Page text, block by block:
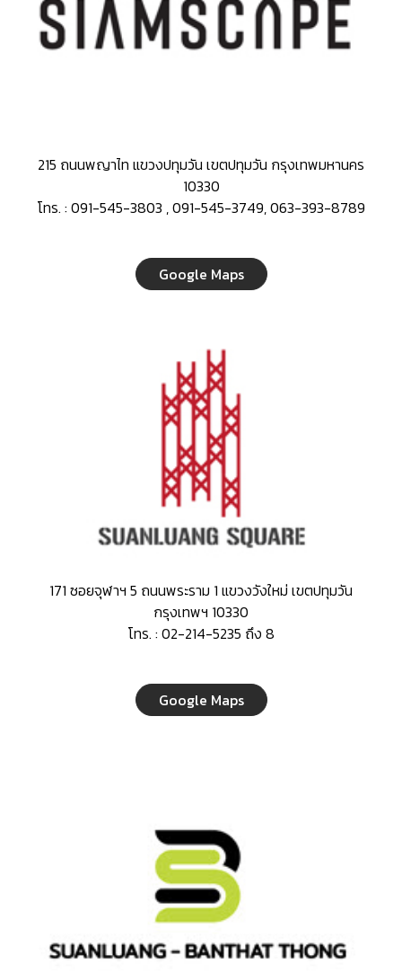
215 ถนนพญาไท แขวงปทุมวัน เขตปทุมวัน กรุงเทพมหานคร
10330
โทร. : 091-545-3803 , 091-545-3749, 063-393-8789
Google Maps
171 ซอยจุฬาฯ 5 ถนนพระราม 1 แขวงวังใหม่ เขตปทุมวัน
กรุงเทพฯ 10330
โทร. : 02-214-5235 ถึง 8
Google Maps